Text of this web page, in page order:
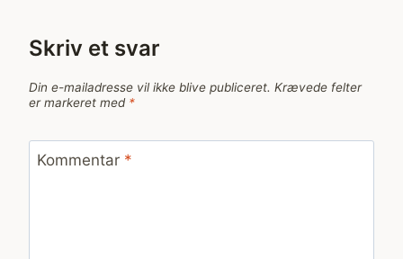
Skriv et svar
Din e-mailadresse vil ikke blive publiceret. Krævede felter
er markeret med *
Kommentar *